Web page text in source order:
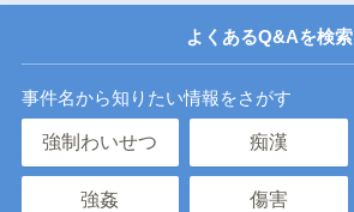
よくあるQ&Aを検索
事件名から知りたい情報をさがす
強制わいせつ 痴漢
強姦 傷害